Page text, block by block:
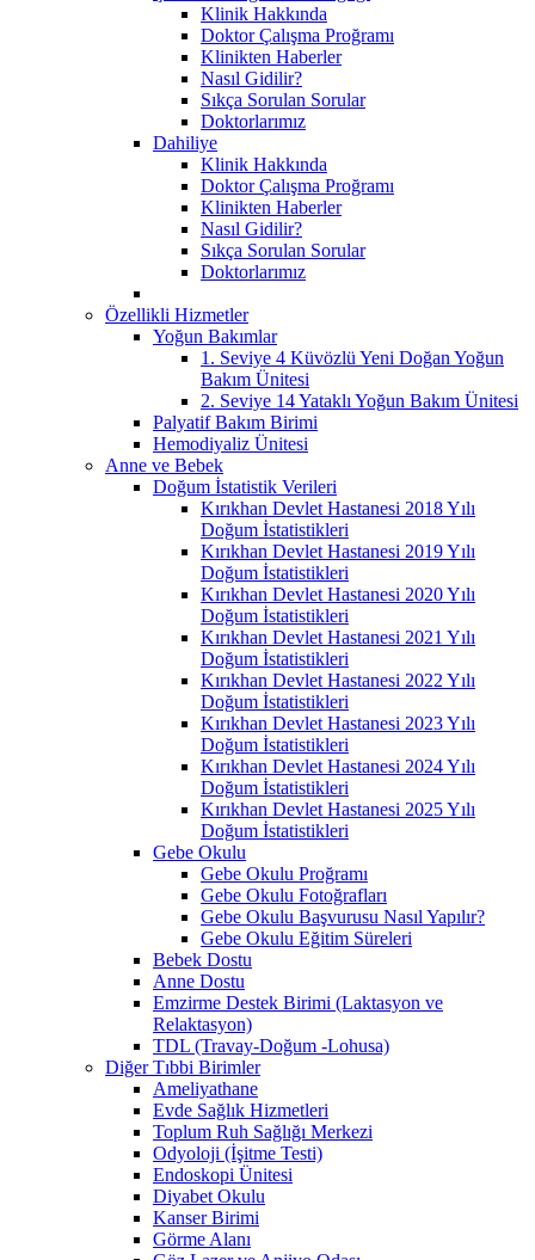
Klinik Hakkında
Doktor Çalışma Proğramı
Klinikten Haberler
Nasıl Gidilir?
Sıkça Sorulan Sorular
Doktorlarımız
Dahiliye
Klinik Hakkında
Doktor Çalışma Proğramı
Klinikten Haberler
Nasıl Gidilir?
Sıkça Sorulan Sorular
Doktorlarımız
Özellikli Hizmetler
Yoğun Bakımlar
1. Seviye 4 Küvözlü Yeni Doğan Yoğun
Bakım Ünitesi
2. Seviye 14 Yataklı Yoğun Bakım Ünitesi
Palyatif Bakım Birimi
Hemodiyaliz Ünitesi
Anne ve Bebek
Doğum İstatistik Verileri
Kırıkhan Devlet Hastanesi 2018 Yılı
Doğum İstatistikleri
Kırıkhan Devlet Hastanesi 2019 Yılı
Doğum İstatistikleri
Kırıkhan Devlet Hastanesi 2020 Yılı
Doğum İstatistikleri
Kırıkhan Devlet Hastanesi 2021 Yılı
Doğum İstatistikleri
Kırıkhan Devlet Hastanesi 2022 Yılı
Doğum İstatistikleri
Kırıkhan Devlet Hastanesi 2023 Yılı
Doğum İstatistikleri
Kırıkhan Devlet Hastanesi 2024 Yılı
Doğum İstatistikleri
Kırıkhan Devlet Hastanesi 2025 Yılı
Doğum İstatistikleri
Gebe Okulu
Gebe Okulu Proğramı
Gebe Okulu Fotoğrafları
Gebe Okulu Başvurusu Nasıl Yapılır?
Gebe Okulu Eğitim Süreleri
Bebek Dostu
Anne Dostu
Emzirme Destek Birimi (Laktasyon ve
Relaktasyon)
TDL (Travay-Doğum -Lohusa)
Diğer Tıbbi Birimler
Ameliyathane
Evde Sağlık Hizmetleri
Toplum Ruh Sağlığı Merkezi
Odyoloji (İşitme Testi)
Endoskopi Ünitesi
Diyabet Okulu
Kanser Birimi
Görme Alanı